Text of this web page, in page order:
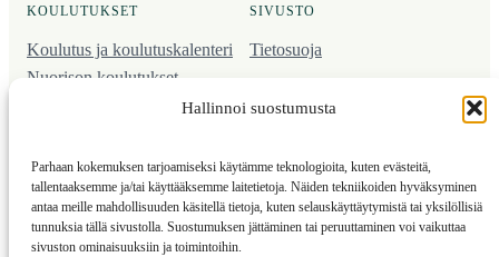
Hallinnoi suostumusta
Parhaan kokemuksen tarjoamiseksi käytämme teknologioita, kuten evästeitä,
tallentaaksemme ja/tai käyttääksemme laitetietoja. Näiden tekniikoiden hyväksyminen
antaa meille mahdollisuuden käsitellä tietoja, kuten selauskäyttäytymistä tai yksilöllisiä
tunnuksia tällä sivustolla. Suostumuksen jättäminen tai peruuttaminen voi vaikuttaa
sivuston ominaisuuksiin ja toimintoihin.
KOULUTUKSET
Koulutus ja koulutus­kalenteri
Nuorison koulutukset
Kartoitus
Ratamestari
SIVUSTO
Tietosuoja
© 2025 · · Valimotie 10, 00380 Helsinki, Finland